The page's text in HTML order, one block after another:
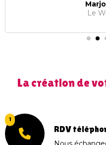
La création de
1
RDV